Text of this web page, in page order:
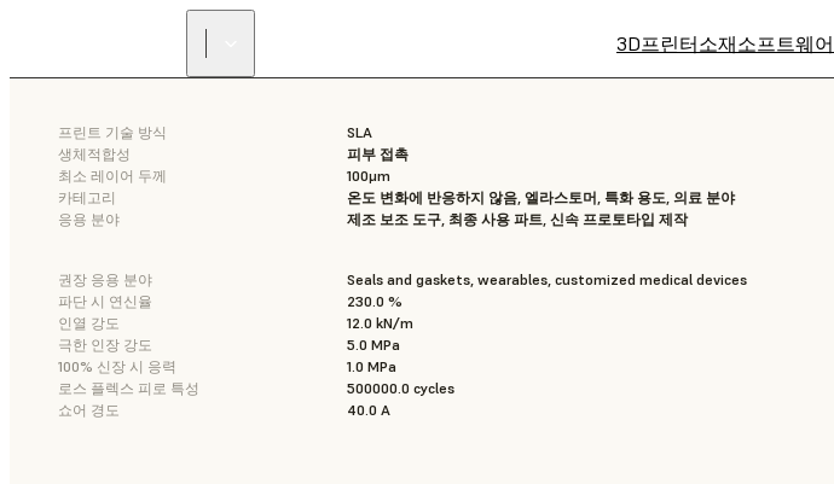
3D프린터소재소프트웨어
프린트 기술 방식
SLA
생체적합성
피부 접촉
최소 레이어 두께
100μm
카테고리
온도 변화에 반응하지 않음, 엘라스토머, 특화 용도, 의료 분야
응용 분야
제조 보조 도구, 최종 사용 파트, 신속 프로토타입 제작
권장 응용 분야
Seals and gaskets, wearables, customized medical devices
파단 시 연신율
230.0 %
인열 강도
12.0 kN/m
극한 인장 강도
5.0 MPa
100% 신장 시 응력
1.0 MPa
로스 플렉스 피로 특성
500000.0 cycles
쇼어 경도
40.0 A